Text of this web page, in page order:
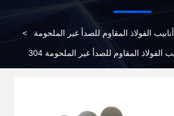
أنابيب الفولاذ المقاوم للصدأ غير الملحومة >
ASTM A213 جولة أنابيب الفولاذ المقاوم للصدأ غير الملحومة 304